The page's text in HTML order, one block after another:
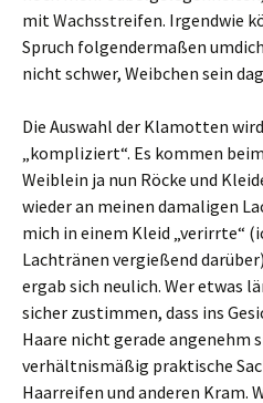
mit Wachsstreifen. Irgendwie
Spruch folgendermaßen
nicht schwer, Weibchen sein
Die Auswahl der Klamotten
„kompliziert“. Es kommen
Weiblein ja nun Röcke und
wieder an meinen damaligen
mich in einem Kleid „verirrte“
Lachtränen vergießend
ergab sich neulich. Wer etwas
sicher zustimmen, dass ins
Haare nicht gerade angenehm
verhältnismäßig praktische
Haarreifen und anderen Kram.